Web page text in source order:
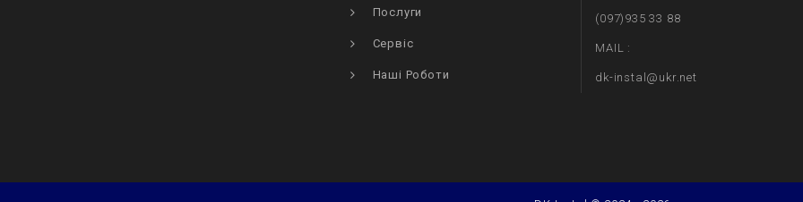
Послуги
Сервіс
Наші Роботи
(097)935 33 88
MAIL :
dk-instal@ukr.net